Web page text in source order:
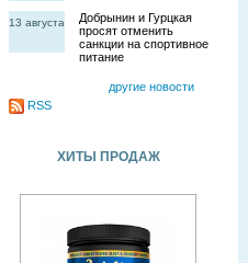
13 августа
Добрынин и Гурцкая
просят отменить
санкции на спортивное
питание
другие новости
RSS
ХИТЫ ПРОДАЖ